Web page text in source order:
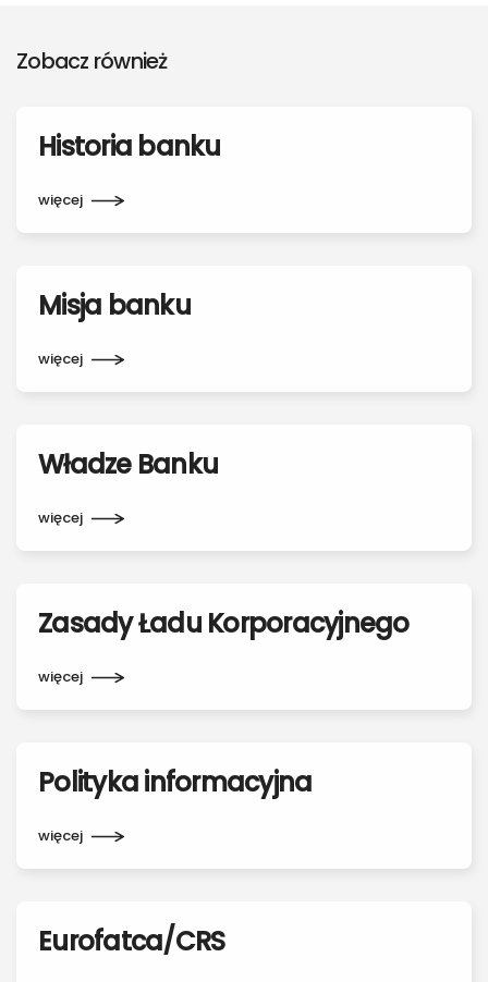
Zobacz również
Historia banku
więcej
Misja banku
więcej
Władze Banku
więcej
Zasady Ładu Korporacyjnego
więcej
Polityka informacyjna
więcej
Eurofatca/CRS